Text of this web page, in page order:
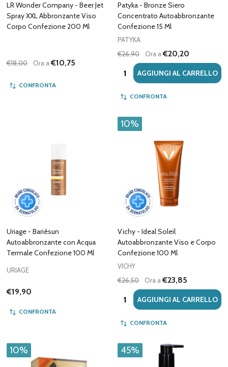
LR Wonder Company - Beer Jet
Spray XXL Abbronzante Viso
Corpo Confezione 200 Ml
€18,00 Ora a€10,75
CONFRONTA
Patyka - Bronze Siero
Concentrato Autoabbronzante
Confezione 15 Ml
PATYKA
€26,90
Ora a€20,20
Quantità:AGGIUNGI AL CARRELLO
CONFRONTA
Uriage - Bariésun
Autoabbronzante con Acqua
Termale Confezione 100 Ml
URIAGE
€19,90
CONFRONTA
10%
Vichy - Ideal Soleil
Autoabbronzante Viso e Corpo
Confezione 100 Ml
VICHY
€26,50
Ora a€23,85
Quantità:AGGIUNGI AL CARRELLO
CONFRONTA
10% 45%